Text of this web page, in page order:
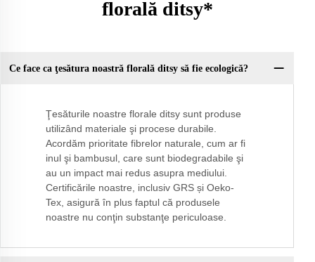
florală ditsy*
Ce face ca ţesătura noastră florală ditsy să fie ecologică?
Ţesăturile noastre florale ditsy sunt produse
utilizând materiale şi procese durabile.
Acordăm prioritate fibrelor naturale, cum ar fi
inul şi bambusul, care sunt biodegradabile şi
au un impact mai redus asupra mediului.
Certificările noastre, inclusiv GRS și Oeko-
Tex, asigură în plus faptul că produsele
noastre nu conţin substanţe periculoase.